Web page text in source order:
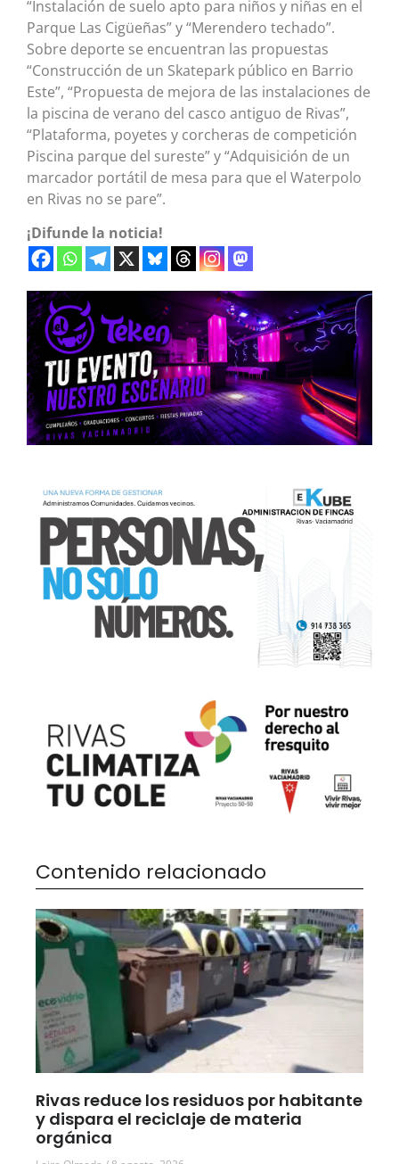
“Instalación de suelo apto para niños y niñas en el
Parque Las Cigüeñas” y “Merendero techado”.
Sobre deporte se encuentran las propuestas
“Construcción de un Skatepark público en Barrio
Este”, “Propuesta de mejora de las instalaciones de
la piscina de verano del casco antiguo de Rivas”,
“Plataforma, poyetes y corcheras de competición
Piscina parque del sureste” y “Adquisición de un
marcador portátil de mesa para que el Waterpolo
en Rivas no se pare”.
¡Difunde la noticia!
Contenido relacionado
Rivas reduce los residuos por habitante
y dispara el reciclaje de materia
orgánica